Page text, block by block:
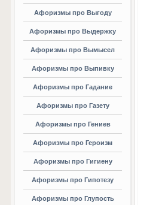
Афоризмы про Выгоду
Афоризмы про Выдержку
Афоризмы про Вымысел
Афоризмы про Выпивку
Афоризмы про Гадание
Афоризмы про Газету
Афоризмы про Гениев
Афоризмы про Героизм
Афоризмы про Гигиену
Афоризмы про Гипотезу
Афоризмы про Глупость